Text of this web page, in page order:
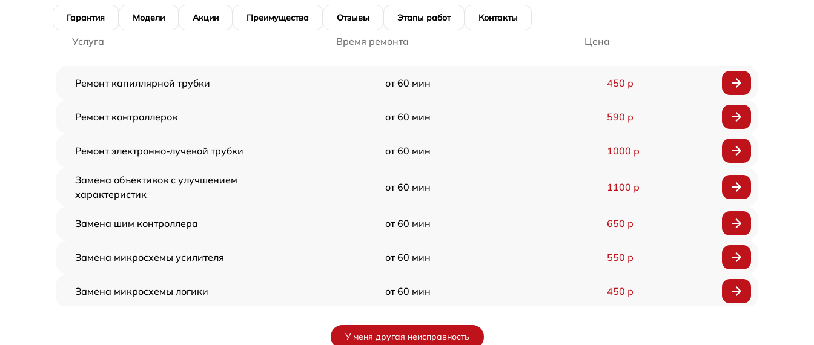
Гарантия Модели Акции Преимущества Отзывы Этапы работ Контакты
Услуга Время ремонта Цена
Ремонт капиллярной трубки от 60 мин 450 р
Ремонт контроллеров от 60 мин 590 р
Ремонт электронно-лучевой трубки от 60 мин 1000 р
Замена объективов с улучшением
характеристик
от 60 мин 1100 р
Замена шим контроллера от 60 мин 650 р
Замена микросхемы усилителя от 60 мин 550 р
Замена микросхемы логики от 60 мин 450 р
от 60 мин
У меня другая неисправность